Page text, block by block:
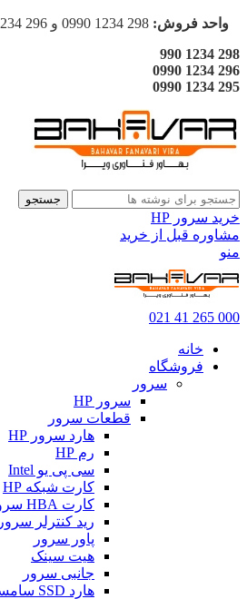
واحد فروش:
298 1234 990
296 1234 0990
295 1234 0990
جستجو
خرید سرور HP
مشاوره قبل از خرید
منو
000 265 41 021
خانه
فروشگاه
سرور
سرور HP
قطعات سرور
هارد سرور HP
رم HP
سی پی یو Intel
کارت شبکه HP
کارت HBA سرور HP
رید کنترلر سرور HP
پاور سرور
هیت سینک
جانبی سرور
هارد SSD سامسونگ